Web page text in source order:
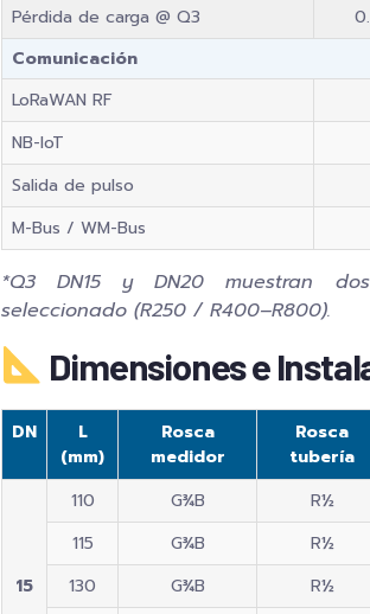
Pérdida de carga @ Q3
Comunicación
LoRaWAN RF
NB-IoT
Salida de pulso
M-Bus / WM-Bus
*Q3 DN15 y DN20 muestran
seleccionado (R250 / R400–R800).
Dimensiones e
DN
L
(mm)
Rosca
medidor
Rosca
tubería
15
110 G¾B R½
115
G¾B R½
130
G¾B R½